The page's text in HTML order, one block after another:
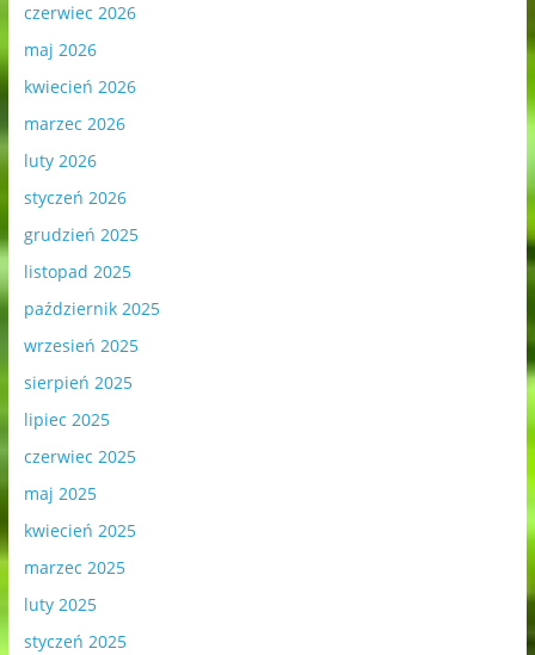
czerwiec 2026
maj 2026
kwiecień 2026
marzec 2026
luty 2026
styczeń 2026
grudzień 2025
listopad 2025
październik 2025
wrzesień 2025
sierpień 2025
lipiec 2025
czerwiec 2025
maj 2025
kwiecień 2025
marzec 2025
luty 2025
styczeń 2025